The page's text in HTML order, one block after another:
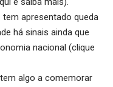
apresentado queda
há sinais ainda que
nacional (clique
algo a comemorar